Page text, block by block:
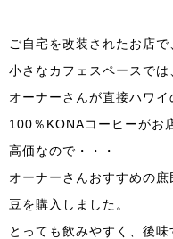
ご自宅を改装されたお店で
小さなカフェスペースでは
オーナーさんが直接ハワ
100％KONAコーヒーがお
高価なので・・・
オーナーさんおすすめの
豆を購入しました。
とっても飲みやすく、後味